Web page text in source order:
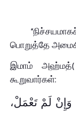
பொறுத்தே
இமாம்
கூறுவார்கள்:
وَإِنْ لَمْ تَعْمَلْ،